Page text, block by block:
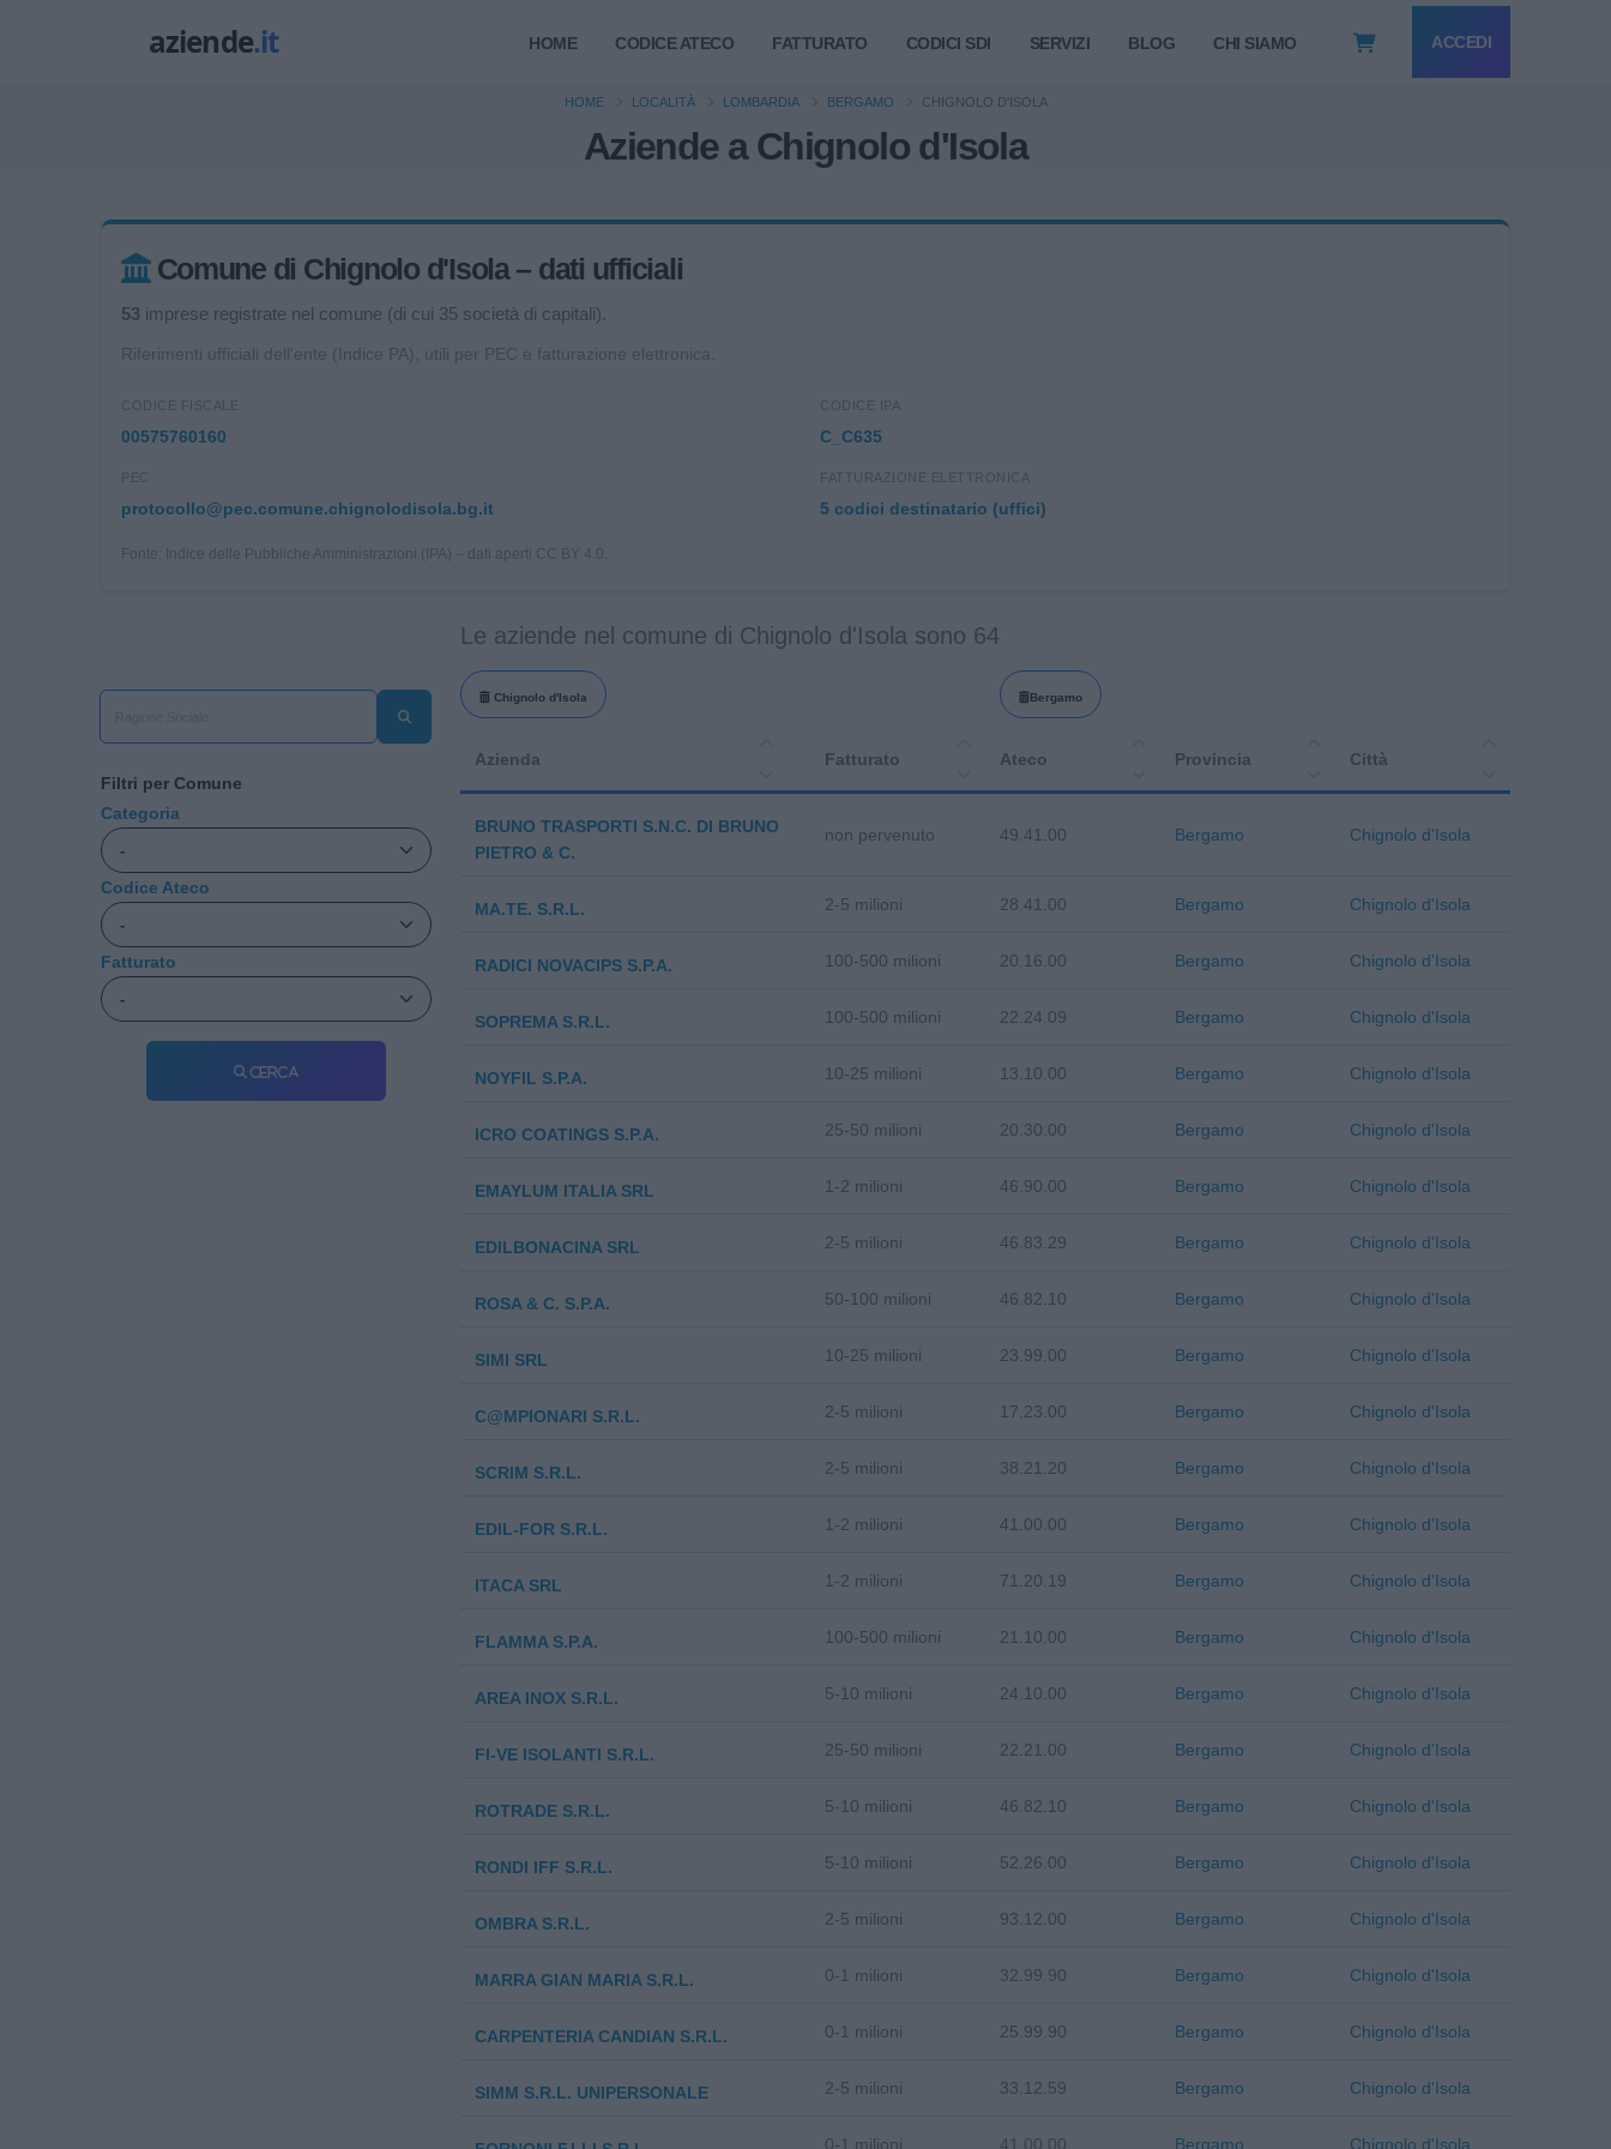
HOME CODICE ATECO FATTURATO CODICI SDI SERVIZI BLOG CHI SIAMO ACCEDI
Aziende a Chignolo d'Isola
HOME LOCALITÀ LOMBARDIA BERGAMO CHIGNOLO D'ISOLA
Comune di Chignolo d'Isola – dati ufficiali
53 imprese registrate nel comune (di cui 35 società di capitali).
Riferimenti ufficiali dell'ente (Indice PA), utili per PEC e fatturazione elettronica.
CODICE FISCALE
00575760160
CODICE IPA
C_C635
PEC
protocollo@pec.comune.chignolodisola.bg.it
FATTURAZIONE ELETTRONICA
5 codici destinatario (uffici)
Fonte: Indice delle Pubbliche Amministrazioni (IPA) – dati aperti CC BY 4.0.
Filtri per Comune
Categoria
Codice Ateco
Fatturato
Cerca
Le aziende nel comune di Chignolo d'Isola sono 64
Chignolo d'Isola Bergamo
Azienda Fatturato Ateco Provincia Città
BRUNO TRASPORTI S.N.C. DI BRUNO
PIETRO & C.
non pervenuto 49.41.00 Bergamo Chignolo d'Isola
MA.TE. S.R.L. 2-5 milioni 28.41.00 Bergamo Chignolo d'Isola
RADICI NOVACIPS S.P.A. 100-500 milioni 20.16.00 Bergamo Chignolo d'Isola
SOPREMA S.R.L. 100-500 milioni 22.24.09 Bergamo Chignolo d'Isola
NOYFIL S.P.A. 10-25 milioni 13.10.00 Bergamo Chignolo d'Isola
ICRO COATINGS S.P.A. 25-50 milioni 20.30.00 Bergamo Chignolo d'Isola
EMAYLUM ITALIA SRL 1-2 milioni 46.90.00 Bergamo Chignolo d'Isola
EDILBONACINA SRL 2-5 milioni 46.83.29 Bergamo Chignolo d'Isola
ROSA & C. S.P.A. 50-100 milioni 46.82.10 Bergamo Chignolo d'Isola
SIMI SRL 10-25 milioni 23.99.00 Bergamo Chignolo d'Isola
C@MPIONARI S.R.L. 2-5 milioni 17.23.00 Bergamo Chignolo d'Isola
SCRIM S.R.L. 2-5 milioni 38.21.20 Bergamo Chignolo d'Isola
EDIL-FOR S.R.L. 1-2 milioni 41.00.00 Bergamo Chignolo d'Isola
ITACA SRL 1-2 milioni 71.20.19 Bergamo Chignolo d'Isola
FLAMMA S.P.A. 100-500 milioni 21.10.00 Bergamo Chignolo d'Isola
AREA INOX S.R.L. 5-10 milioni 24.10.00 Bergamo Chignolo d'Isola
FI-VE ISOLANTI S.R.L. 25-50 milioni 22.21.00 Bergamo Chignolo d'Isola
ROTRADE S.R.L. 5-10 milioni 46.82.10 Bergamo Chignolo d'Isola
RONDI IFF S.R.L. 5-10 milioni 52.26.00 Bergamo Chignolo d'Isola
OMBRA S.R.L. 2-5 milioni 93.12.00 Bergamo Chignolo d'Isola
MARRA GIAN MARIA S.R.L. 0-1 milioni 32.99.90 Bergamo Chignolo d'Isola
CARPENTERIA CANDIAN S.R.L. 0-1 milioni 25.99.90 Bergamo Chignolo d'Isola
SIMM S.R.L. UNIPERSONALE 2-5 milioni 33.12.59 Bergamo Chignolo d'Isola
0-1 milioni 41.00.00 Bergamo Chignolo d'Isola